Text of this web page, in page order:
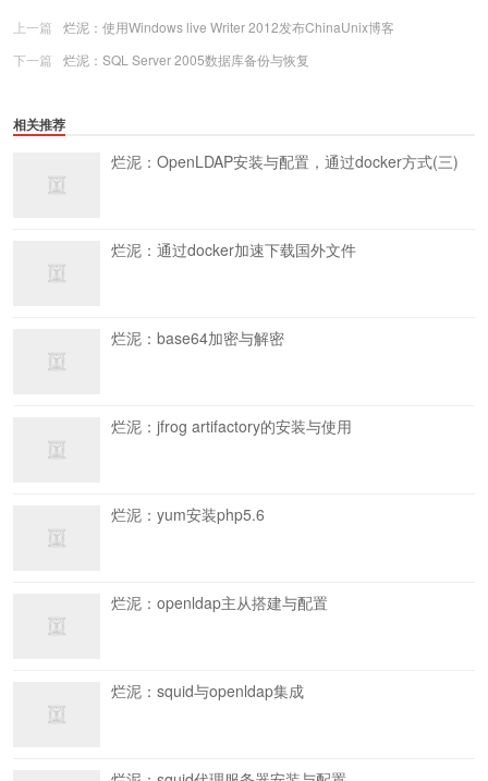
上一篇
烂泥：使用Windows live Writer 2012发布ChinaUnix博客
下一篇
烂泥：SQL Server 2005数据库备份与恢复
相关推荐
烂泥：OpenLDAP安装与配置，通过docker方式(三)
烂泥：通过docker加速下载国外文件
烂泥：base64加密与解密
烂泥：jfrog artifactory的安装与使用
烂泥：yum安装php5.6
烂泥：openldap主从搭建与配置
烂泥：squid与openldap集成